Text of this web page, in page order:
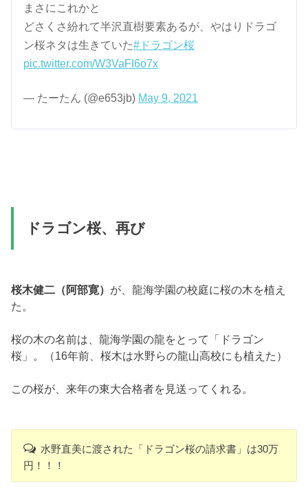
まさにこれかと
どさくさ紛れて半沢直樹要素あるが、やはりドラゴ
ン桜ネタは生きていた#ドラゴン桜
pic.twitter.com/W3VaFI6o7x
— たーたん (@e653jb) May 9, 2021
ドラゴン桜、再び
桜木健二（阿部寛） が、龍海学園の校庭に桜の木を植え
た。
桜の木の名前は、龍海学園の龍をとって「ドラゴン
桜」。（16年前、桜木は水野らの龍山高校にも植えた）
この桜が、来年の東大合格者を見送ってくれる。
水野直美に渡された「ドラゴン桜の請求書」は30万
円！！！